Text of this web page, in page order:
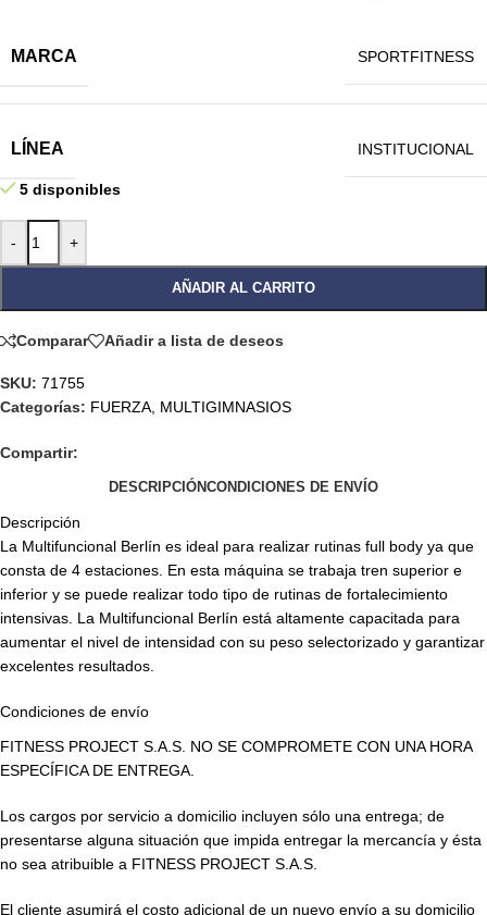
MARCA SPORTFITNESS
LÍNEA INSTITUCIONAL
5 disponibles
- +
AÑADIR AL CARRITO
Comparar Añadir a lista de deseos
SKU: 71755
Categorías: FUERZA MULTIGIMNASIOS
Compartir:
DESCRIPCIÓNCONDICIONES DE ENVÍO
Descripción
La Multifuncional Berlín es ideal para realizar rutinas full body ya que
consta de 4 estaciones. En esta máquina se trabaja tren superior e
inferior y se puede realizar todo tipo de rutinas de fortalecimiento
intensivas. La Multifuncional Berlín está altamente capacitada para
aumentar el nivel de intensidad con su peso selectorizado y garantizar
excelentes resultados.
Condiciones de envío
FITNESS PROJECT S.A.S. NO SE COMPROMETE CON UNA HORA
ESPECÍFICA DE ENTREGA.
Los cargos por servicio a domicilio incluyen sólo una entrega; de
presentarse alguna situación que impida entregar la mercancía y ésta
no sea atribuible a FITNESS PROJECT S.A.S.
El cliente asumirá el costo adicional de un nuevo envío a su domicilio